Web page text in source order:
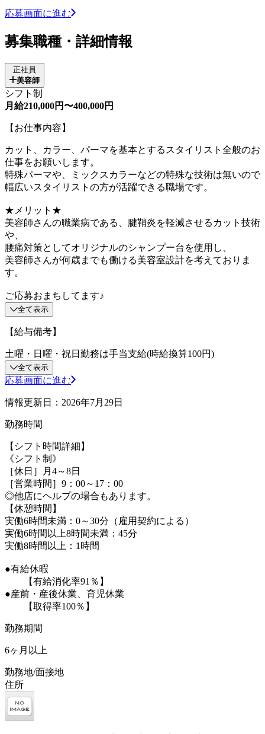
応募画面に進む
募集職種・詳細情報
正社員
美容師
シフト制
月給210,000円〜400,000円
【お仕事内容】
カット、カラー、パーマを基本とするスタイリスト全般のお
仕事をお願いします。
特殊パーマや、ミックスカラーなどの特殊な技術は無いので
幅広いスタイリストの方が活躍できる職場です。
★メリット★
美容師さんの職業病である、腱鞘炎を軽減させるカット技術
や、
腰痛対策としてオリジナルのシャンプー台を使用し、
美容師さんが何歳までも働ける美容室設計を考えておりま
す。
ご応募おまちしてます♪
全て表示
【給与備考】
土曜・日曜・祝日勤務は手当支給(時給換算100円)
全て表示
応募画面に進む
情報更新日：2026年7月29日
勤務時間
【シフト時間詳細】
《シフト制》
［休日］月4～8日
［営業時間］9：00～17：00
◎他店にヘルプの場合もあります。
【休憩時間】
実働6時間未満：0～30分（雇用契約による）
実働6時間以上8時間未満：45分
実働8時間以上：1時間
●有給休暇
【有給消化率91％】
●産前・産後休業、育児休業
【取得率100％】
勤務期間
6ヶ月以上
勤務地/面接地
住所